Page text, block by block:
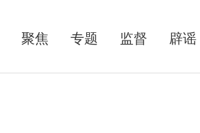
聚焦 专题 监督 辟谣